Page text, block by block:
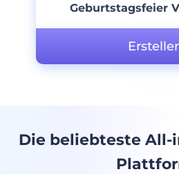
Geburtstagsfeier
Die beliebteste All-